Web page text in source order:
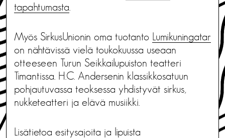
tapahtumasta
Myös SirkusUnionin oma tuotanto Lumikuningatar
on nähtävissä vielä toukokuussa useaan
otteeseen Turun Seikkailupuiston teatteri
Timantissa. H.C. Andersenin klassikkosatuun
pohjautuvassa teoksessa yhdistyvät sirkus,
nukketeatteri ja elävä musiikki.
Lisätietoa esitysajoita ja lipuista